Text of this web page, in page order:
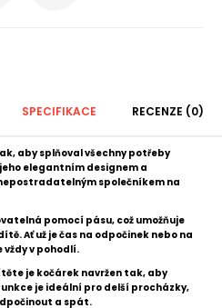
SPECIFIKACE RECENZE (0)
aby splňoval všechny potřeby
elegantním designem a
společníkem na
pomocí pásu, což umožňuje
Ať už je čas na odpočinek nebo na
v pohodlí.
je kočárek navržen tak, aby
je ideální pro delší procházky,
a spát.